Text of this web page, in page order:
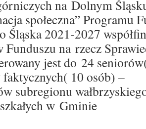
na Dolnym
społeczna” Programu
Śląska 2021-2027
Funduszu na rzecz
jest do 24
10 osób) –
subregionu
w Gminie